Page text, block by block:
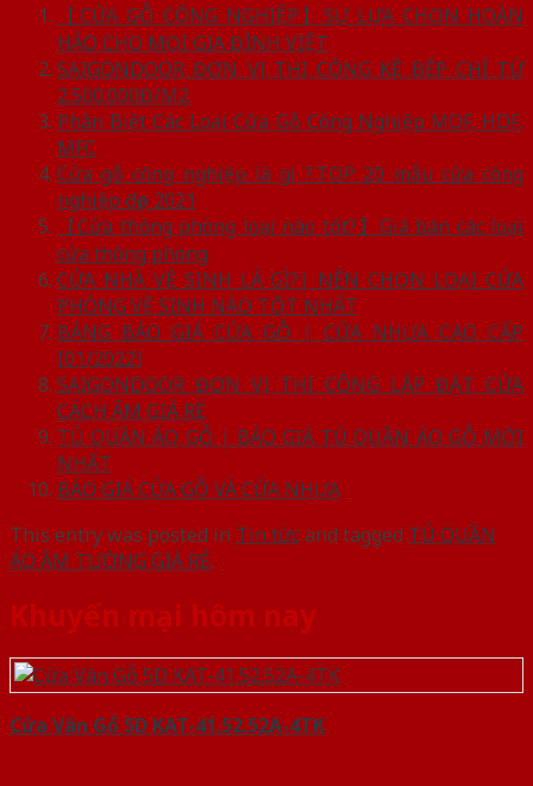
【CỬA GỖ CÔNG NGHIỆP】SỰ LỰA CHỌN HOÀN
HẢO CHO MỌI GIA ĐÌNH VIỆT
SAIGONDOOR ĐƠN VỊ THI CÔNG KỆ BẾP CHỈ TỪ
2.500.000Đ/M2
Phân Biệt Các Loại Cửa Gỗ Công Nghiệp MDF, HDF,
MFC
Cửa gỗ công nghiệp là gì ?.TOP 20 mẫu cửa công
nghiệp đẹp 2021
【Cửa thông phòng loại nào tốt?】Giá bán các loại
cửa thông phòng
CỬA NHÀ VỆ SINH LÀ GÌ?| NÊN CHỌN LOẠI CỬA
PHÒNG VỆ SINH NÀO TỐT NHẤT
BẢNG BÁO GIÁ CỬA GỖ | CỬA NHỰA CAO CẤP
[01/2022]
SAIGONDOOR ĐƠN VỊ THI CÔNG LẮP ĐẶT CỬA
CÁCH ÂM GIÁ RẺ
TỦ QUẦN ÁO GỖ | BÁO GIÁ TỦ QUẦN ÁO GỖ MỚI
NHẤT
BÁO GIÁ CỬA GỖ VÀ CỬA NHỰA
This entry was posted in Tin tứcand tagged TỦ QUẦN
ÁO ÂM TƯỜNG GIÁ RẺ.
Khuyến mại hôm nay
Cửa Vân Gỗ 5D KAT-41.52.52A-4TK